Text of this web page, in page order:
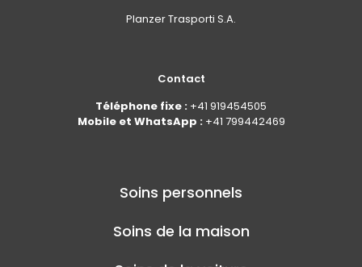
Planzer Trasporti S.A.
Contact
Téléphone fixe : +41 919454505
Mobile et WhatsApp : +41 799442469
Soins personnels
Soins de la maison